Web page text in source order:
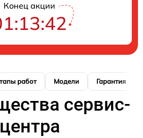
Конец акции
работ Модели Гарантия
сервис-
центра